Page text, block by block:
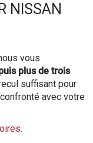
NISSAN
vous
plus de trois
suffisant pour
avec votre